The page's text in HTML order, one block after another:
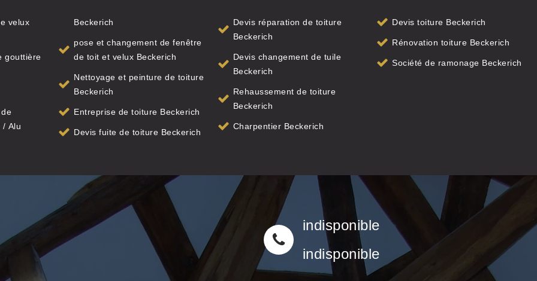
velux
gouttière
/ Alu
Beckerich
pose et changement de fenêtre
de toit et velux Beckerich
Nettoyage et peinture de toiture
Beckerich
Entreprise de toiture Beckerich
Devis fuite de toiture Beckerich
Devis réparation de toiture
Beckerich
Devis changement de tuile
Beckerich
Rehaussement de toiture
Beckerich
Charpentier Beckerich
Devis toiture Beckerich
Rénovation toiture Beckerich
Société de ramonage Beckerich
indisponible
indisponible